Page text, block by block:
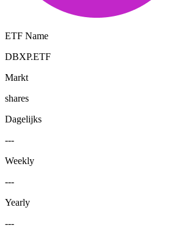
ETF Name
DBXP.ETF
Markt
shares
Dagelijks
---
Weekly
---
Yearly
---